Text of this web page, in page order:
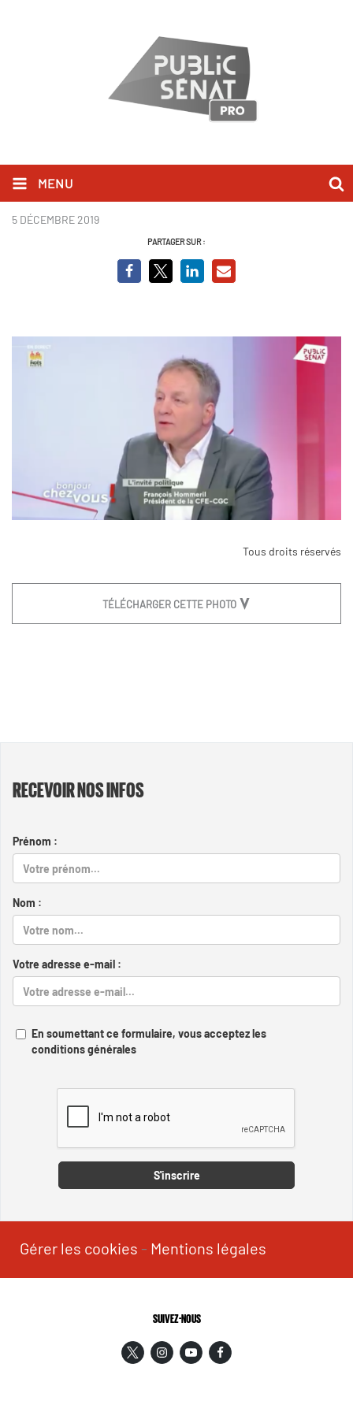
MENU
François Homméril.png
5 DÉCEMBRE 2019
PARTAGER SUR :
Tous droits réservés
TÉLÉCHARGER CETTE PHOTO
RECEVOIR NOS INFOS
Prénom :
Nom :
Votre adresse e-mail :
En soumettant ce formulaire, vous acceptez les
conditions générales
S'inscrire
Gérer les cookies - Mentions légales
SUIVEZ-NOUS